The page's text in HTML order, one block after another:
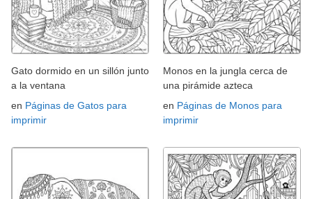
Gato dormido en un sillón junto
a la ventana
en Páginas de Gatos para
imprimir
Monos en la jungla cerca de
una pirámide azteca
en Páginas de Monos para
imprimir